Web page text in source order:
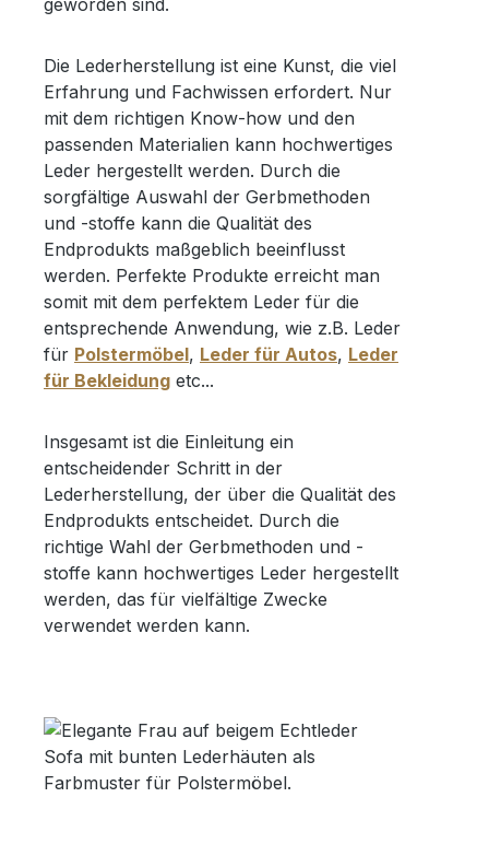
geworden sind.
Die Lederherstellung ist eine Kunst, die viel
Erfahrung und Fachwissen erfordert. Nur
mit dem richtigen Know-how und den
passenden Materialien kann hochwertiges
Leder hergestellt werden. Durch die
sorgfältige Auswahl der Gerbmethoden
und -stoffe kann die Qualität des
Endprodukts maßgeblich beeinflusst
werden. Perfekte Produkte erreicht man
somit mit dem perfektem Leder für die
entsprechende Anwendung, wie z.B. Leder
für Polstermöbel, Leder für Autos, Leder
für Bekleidung etc...
Insgesamt ist die Einleitung ein
entscheidender Schritt in der
Lederherstellung, der über die Qualität des
Endprodukts entscheidet. Durch die
richtige Wahl der Gerbmethoden und -
stoffe kann hochwertiges Leder hergestellt
werden, das für vielfältige Zwecke
verwendet werden kann.